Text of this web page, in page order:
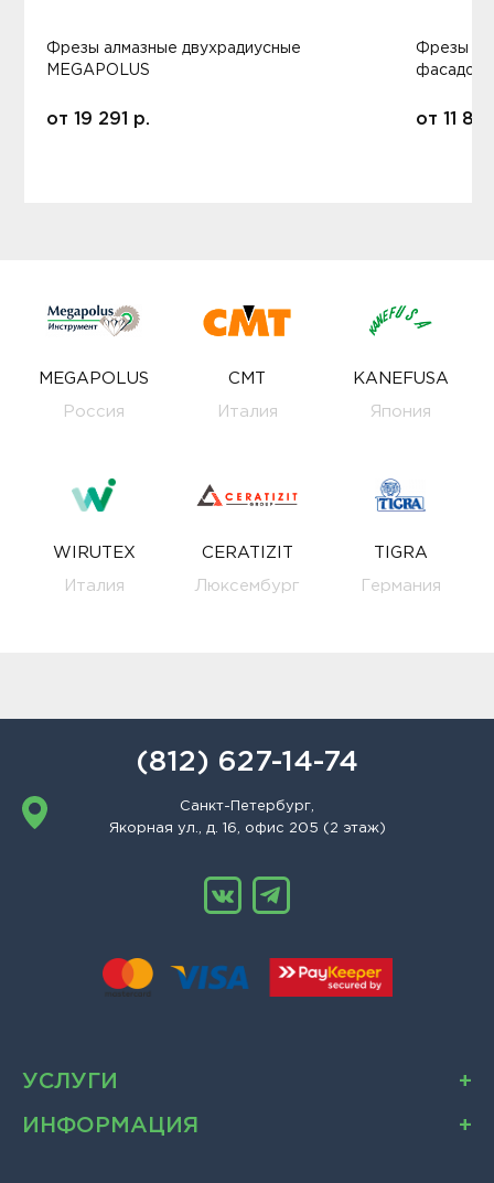
Фрезы алмазные двухрадиусные
MEGAPOLUS
от 19 291 р.
Фрезы
фасадов
от 11
MEGAPOLUS
Россия
CMT
Италия
KANEFUSA
Япония
WIRUTEX
Италия
CERATIZIT
Люксембург
TIGRA
Германия
(812) 627-14-74
Санкт-Петербург,
Якорная ул., д. 16, офис 205 (2 этаж)
УСЛУГИ
ИНФОРМАЦИЯ